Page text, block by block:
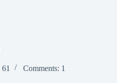
Comments: 1